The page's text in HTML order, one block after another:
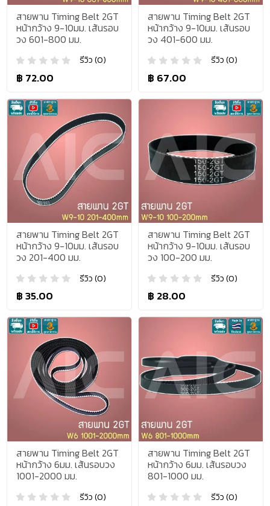
สายพาน Timing Belt 2GT
หน้ากว้าง 9-10มม. เส้นรอบ
วง 601-800 มม.
รีวิว (0)
฿ 72.00
สายพาน Timing Belt 2GT
หน้ากว้าง 9-10มม. เส้นรอบ
วง 401-600 มม.
รีวิว (0)
฿ 67.00
สายพาน Timing Belt 2GT
หน้ากว้าง 9-10มม. เส้นรอบ
วง 201-400 มม.
รีวิว (0)
฿ 35.00
สายพาน Timing Belt 2GT
หน้ากว้าง 9-10มม. เส้นรอบ
วง 100-200 มม.
รีวิว (0)
฿ 28.00
สายพาน Timing Belt 2GT
หน้ากว้าง 6มม. เส้นรอบวง
1001-2000 มม.
รีวิว (0)
สายพาน Timing Belt 2GT
หน้ากว้าง 6มม. เส้นรอบวง
801-1000 มม.
รีวิว (0)